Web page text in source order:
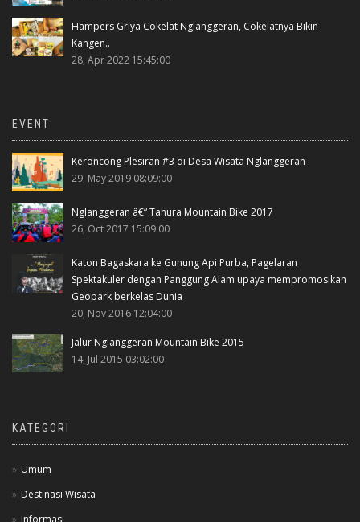
Hampers Griya Cokelat Nglanggeran, Cokelatnya Bikin
Kangen..
28, Apr 2022 15:45:00
EVENT
Keroncong Plesiran #3 di Desa Wisata Nglanggeran
29, May 2019 08:09:00
Nglanggeran â€“ Tahura Mountain Bike 2017
26, Oct 2017 15:09:00
Katon Bagaskara ke Gunung Api Purba, Pagelaran
Spektakuler dengan Panggung Alam upaya mempromosikan
Geopark berkelas Dunia
20, Nov 2016 12:04:00
Jalur Nglanggeran Mountain Bike 2015
14, Jul 2015 03:02:00
KATEGORI
Umum
Destinasi Wisata
Informasi